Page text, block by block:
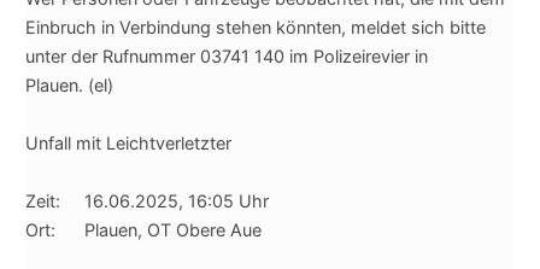
Einbruch in Verbindung stehen könnten, meldet sich bitte
unter der Rufnummer 03741 140 im Polizeirevier in
Plauen. (el)
Unfall mit Leichtverletzter
Zeit: 16.06.2025, 16:05 Uhr
Ort: Plauen, OT Obere Aue